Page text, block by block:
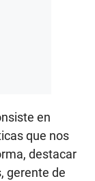
en
que nos
destacar
gerente de